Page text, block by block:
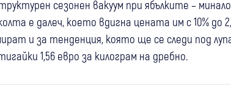
сезонен вакуум при ябълките –
е далеч, което вдигна цената им с 10% до
и за тенденция, която ще се следи под
1,56 евро за килограм на дребно.
от
България
БНБ пусна в
България 01 авг
Омбудсманът
Конституционния